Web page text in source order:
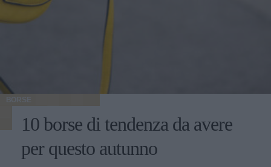
BORSE
10 borse di tendenza da avere
per questo autunno